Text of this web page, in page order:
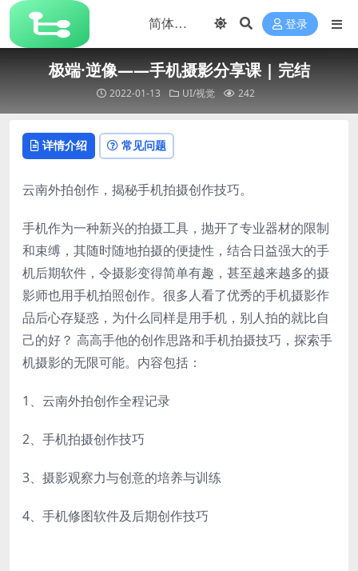
登录
极端·逆像——手机摄影分享课 | 完结
2022-01-13 UI/视觉 242
详情介绍 常见问题
云南外拍创作，揭秘手机拍摄创作技巧。
手机作为一种新兴的拍摄工具，抛开了专业器材的限制
和束缚，其随时随地拍摄的便捷性，结合日益强大的手
机后期软件，令摄影变得简单有趣，甚至越来越多的摄
影师也用手机拍照创作。很多人看了优秀的手机摄影作
品后心存疑惑，为什么同样是用手机，别人拍的就比自
己的好？ 高高手他的创作思路和手机拍摄技巧，探索手
机摄影的无限可能。内容包括：
1、云南外拍创作全程记录
2、手机拍摄创作技巧
3、摄影观察力与创意的培养与训练
4、手机修图软件及后期创作技巧